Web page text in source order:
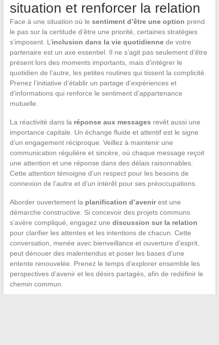
situation et renforcer la relation
Face à une situation où le sentiment d’être une option prend
le pas sur la certitude d’être une priorité, certaines stratégies
s’imposent. L’inclusion dans la vie quotidiennede votre
partenaire est un axe essentiel. Il ne s’agit pas seulement d’être
présent lors des moments importants, mais d’intégrer le
quotidien de l’autre, les petites routines qui tissent la complicité.
Prenez l’initiative d’établir un partage d’expériences et
d’informations qui renforce le sentiment d’appartenance
mutuelle.
La réactivité dans la réponse aux messages revêt aussi une
importance capitale. Un échange fluide et attentif est le signe
d’un engagement réciproque. Veillez à maintenir une
communication régulière et sincère, où chaque message reçoit
une attention et une réponse dans des délais raisonnables.
Cette attention témoigne d’un respect pour les besoins de
connexion de l’autre et d’un intérêt pour ses préoccupations.
Aborder ouvertement la planification d’avenirest une
démarche constructive. Si concevoir des projets communs
s’avère compliqué, engagez une discussion sur la relation
pour clarifier les attentes et les intentions de chacun. Cette
conversation, menée avec bienveillance et ouverture d’esprit,
peut dénouer des malentendus et poser les bases d’une
entente renouvelée. Prenez le temps d’explorer ensemble les
perspectives d’avenir et les désirs partagés, afin de redéfinir le
chemin commun.